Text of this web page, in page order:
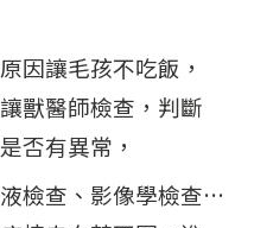
因讓毛孩不吃飯，
獸醫師檢查， 判斷
否有異常，
檢查、影像學檢查…